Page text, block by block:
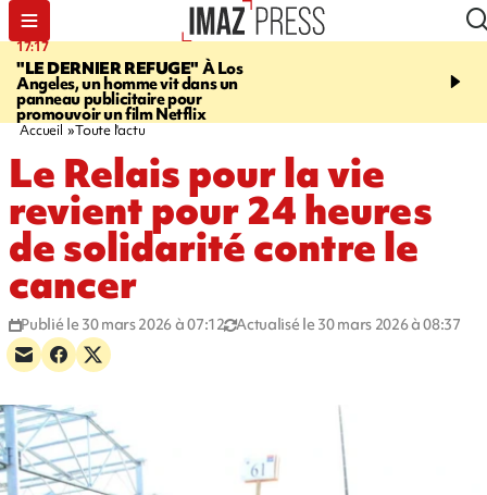
17:17
"LE DERNIER REFUGE" À Los
Angeles, un homme vit dans un
panneau publicitaire pour
promouvoir un film Netflix
06:50
rappeur condamné,
Accueil Toute l'actu
Le Relais pour la vie
revient pour 24 heures
de solidarité contre le
cancer
Publié le 30 mars 2026 à 07:12 Actualisé le 30 mars 2026 à 08:37